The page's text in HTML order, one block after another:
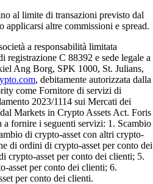
al limite di transazioni previsto dal
altre commissioni e spread.
a responsabilità limitata
registrazione C 88392 e sede legale a
Ang Borg, SPK 1000, St. Julians,
, debitamente autorizzata dalla
come Fornitore di servizi di
2023/1114 sui Mercati dei
Markets in Crypto Assets Act. Foris
fornire i seguenti servizi: 1. Scambio
di crypto-asset con altri crypto-
di ordini di crypto-asset per conto dei
crypto-asset per conto dei clienti; 5.
asset per conto dei clienti; 6.
per conto dei clienti.